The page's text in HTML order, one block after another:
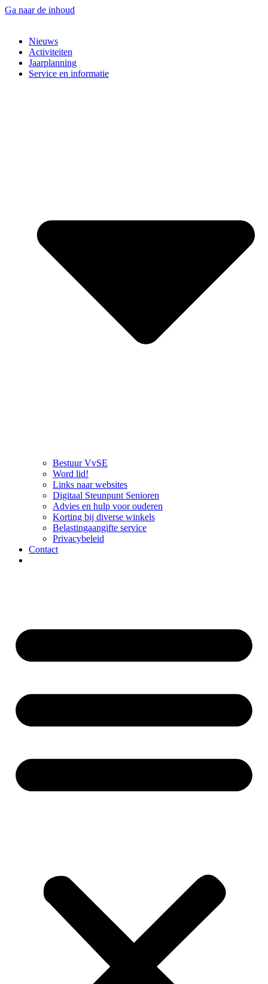
Ga naar de inhoud
Nieuws
Activiteiten
Jaarplanning
Service en informatie
Bestuur VvSE
Word lid!
Links naar websites
Digitaal Steunpunt Senioren
Advies en hulp voor ouderen
Korting bij diverse winkels
Belastingaangifte service
Privacybeleid
Contact